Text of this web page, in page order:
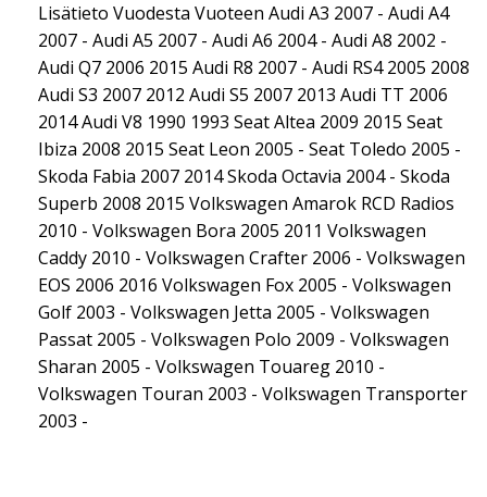
Lisätieto Vuodesta Vuoteen Audi A3 2007 - Audi A4
2007 - Audi A5 2007 - Audi A6 2004 - Audi A8 2002 -
Audi Q7 2006 2015 Audi R8 2007 - Audi RS4 2005 2008
Audi S3 2007 2012 Audi S5 2007 2013 Audi TT 2006
2014 Audi V8 1990 1993 Seat Altea 2009 2015 Seat
Ibiza 2008 2015 Seat Leon 2005 - Seat Toledo 2005 -
Skoda Fabia 2007 2014 Skoda Octavia 2004 - Skoda
Superb 2008 2015 Volkswagen Amarok RCD Radios
2010 - Volkswagen Bora 2005 2011 Volkswagen
Caddy 2010 - Volkswagen Crafter 2006 - Volkswagen
EOS 2006 2016 Volkswagen Fox 2005 - Volkswagen
Golf 2003 - Volkswagen Jetta 2005 - Volkswagen
Passat 2005 - Volkswagen Polo 2009 - Volkswagen
Sharan 2005 - Volkswagen Touareg 2010 -
Volkswagen Touran 2003 - Volkswagen Transporter
2003 -